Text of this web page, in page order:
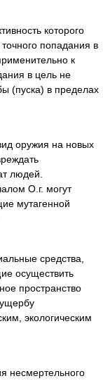
которого
попадания в
к
в цель не
(пуска) в пределах
оружия на новых
людей.
О.г. могут
мутагенной
средства,
осуществить
пространство
экологическим
несмертельного